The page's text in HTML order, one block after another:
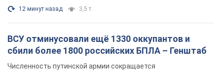
12 минут назад 3,5 т.
ВСУ отминусовали ещё 1330 оккупантов и
сбили более 1800 российских БПЛА – Генштаб
Численность путинской армии сокращается